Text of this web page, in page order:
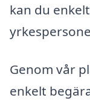
kan du
Genom vår
enkelt